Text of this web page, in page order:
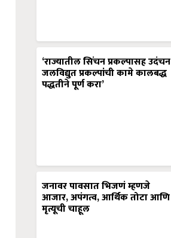
‘राज्यातील सिंचन प्रकल्पासह उदंचन
जलविद्युत प्रकल्पांची कामे कालबद्ध
पद्धतीने पूर्ण करा’
जनावर पावसात भिजणं म्हणजे
आजार, अपंगत्व, आर्थिक तोटा आणि
मृत्यूची चाहूल